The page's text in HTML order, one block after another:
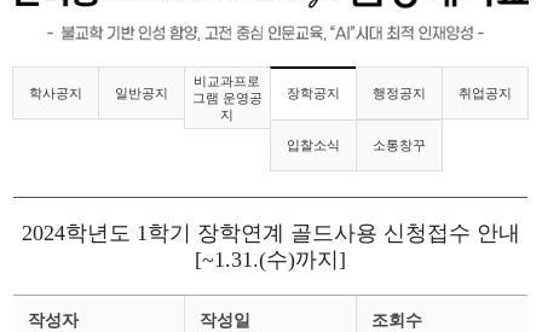
학사공지 일반공지
비교과프로
그램 운영공
지
장학공지 행정공지 취업공지
입찰소식 소통창꾸
2024학년도 1학기 장학연계 골드사용 신청접수 안내
[~1.31.(수)까지]
작성자
작성일
조회수